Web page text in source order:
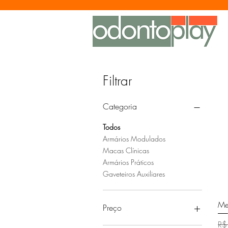
Filtrar
Categoria
Todos
Armários Modulados
Macas Clínicas
Armários Práticos
Gaveteiros Auxiliares
Preço